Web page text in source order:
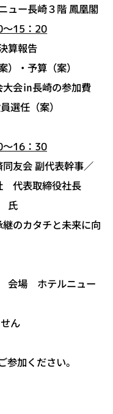
ー長崎３階 鳳凰閣
15：20
報告
予算（案）
㏌長崎の参加費
（案）
16：30
会 副代表幹事／
取締役社長
カタチと未来に向
場 ホテルニュー
ん
加ください。